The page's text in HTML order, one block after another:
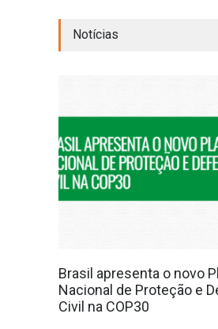
Notícias
Brasil apresenta o novo
Nacional de Proteção e
Civil na COP30